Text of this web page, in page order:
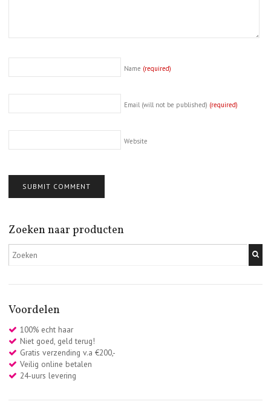
Name (required)
Email (will not be published) (required)
Website
Zoeken naar producten
Voordelen
100% echt haar
Niet goed, geld terug!
Gratis verzending v.a €200,-
Veilig online betalen
24-uurs levering